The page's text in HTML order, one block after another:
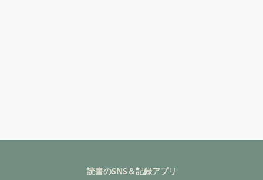
読書のSNS＆記録アプリ